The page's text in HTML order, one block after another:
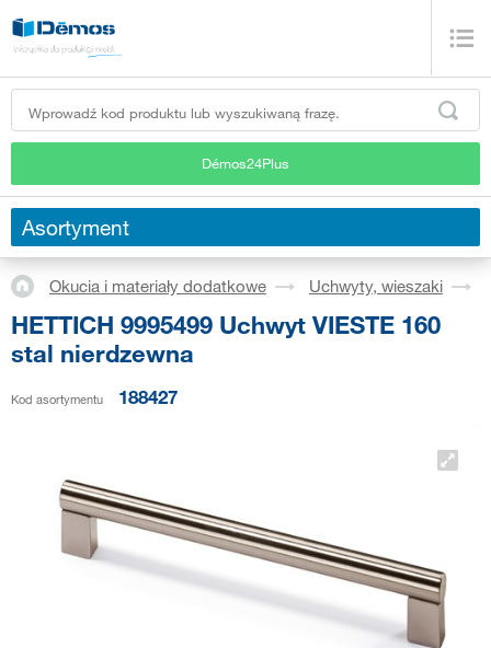
Démos24Plus
Asortyment
Okucia i materiały dodatkowe Uchwyty, wieszaki
HETTICH 9995499 Uchwyt VIESTE 160
stal nierdzewna
Kod asortymentu 188427